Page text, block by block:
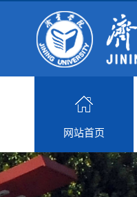
网站首页